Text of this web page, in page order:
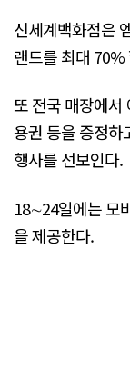
신세계백화점은
랜드를 최대 70%
또 전국 매장에서
용권 등을 증정하
행사를 선보인다.
18∼24일에는 모
을 제공한다.